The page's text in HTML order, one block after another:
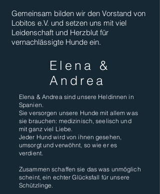
Gemeinsam bilden wir den Vorstand von
Lobitos e.V. und setzen uns mit viel
Leidenschaft und Herzblut für
vernachlässigte Hunde ein.
Elena &
Andrea
Elena & Andrea sind unsere Heldinnen in
Spanien.
Sie versorgen unsere Hunde mit allem was
sie brauchen: medizinisch, seelisch und
mit ganz viel Liebe.
Jeder Hund wird von ihnen gesehen,
umsorgt und verwöhnt, so wie er es
verdient.
Zusammen schaffen sie das was unmöglich
scheint, ein echter Glücksfall für unsere
Schützlinge.